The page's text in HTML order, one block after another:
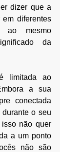
dizer que a
diferentes
ao mesmo
da
limitada ao
a sua
conectada
o seu
não quer
a um ponto
não são